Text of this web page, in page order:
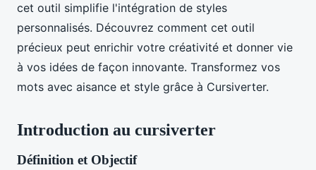
cet outil simplifie l'intégration de styles
personnalisés. Découvrez comment cet outil
précieux peut enrichir votre créativité et donner vie
à vos idées de façon innovante. Transformez vos
mots avec aisance et style grâce à Cursiverter.
Introduction au cursiverter
Définition et Objectif